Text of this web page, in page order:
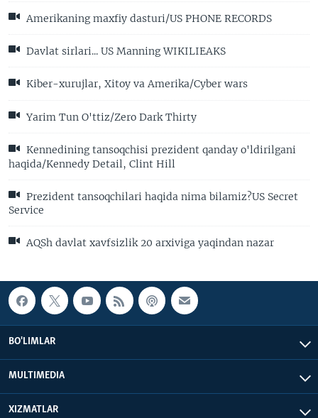
Amerikaning maxfiy dasturi/US PHONE RECORDS
Davlat sirlari... US Manning WIKILIEAKS
Kiber-xurujlar, Xitoy va Amerika/Cyber wars
Yarim Tun O'ttiz/Zero Dark Thirty
Kennedining tansoqchisi prezident qanday o'ldirilgani
haqida/Kennedy Detail, Clint Hill
Prezident tansoqchilari haqida nima bilamiz?US Secret
Service
AQSh davlat xavfsizlik 20 arxiviga yaqindan nazar
BO'LIMLAR
MULTIMEDIA
XIZMATLAR